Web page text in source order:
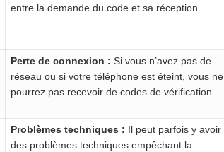
entre la demande du code et sa réception.
Perte de connexion : Si vous n’avez pas de
réseau ou si votre téléphone est éteint, vous ne
pourrez pas recevoir de codes de vérification.
Problèmes techniques : Il peut parfois y avoir
des problèmes techniques empêchant la